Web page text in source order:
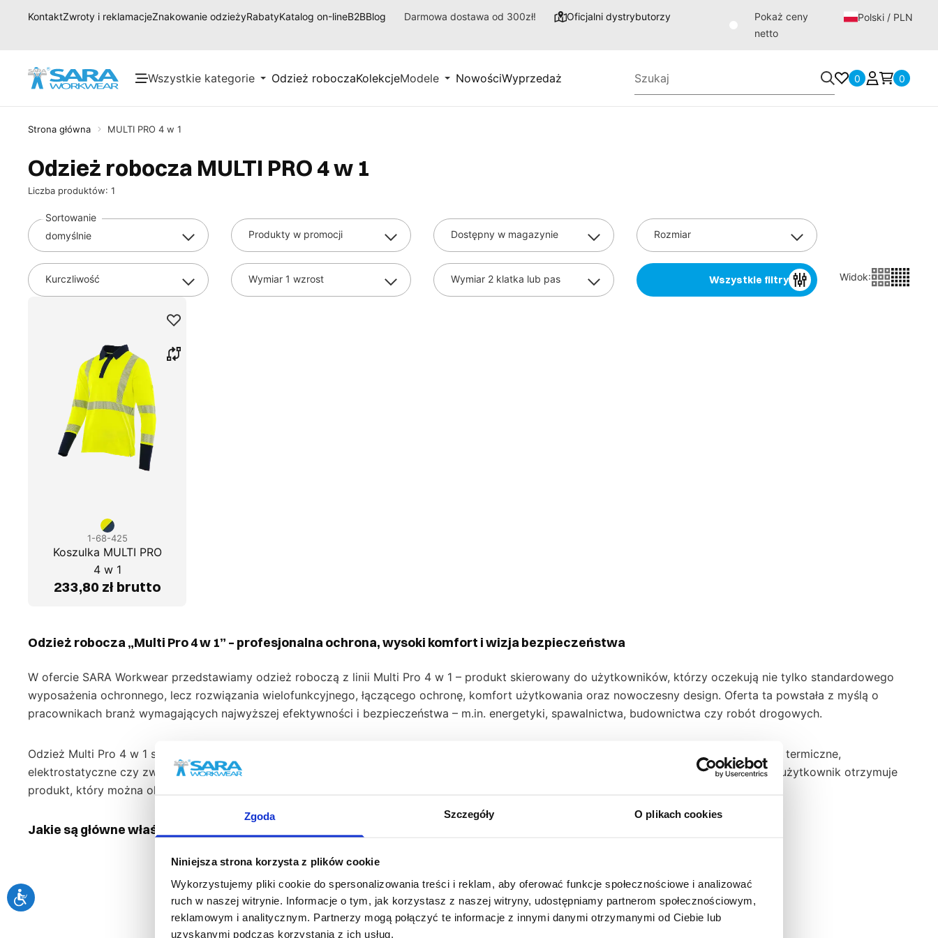
Zgoda Szczegóły O plikach cookies
Niniejsza strona korzysta z plików cookie
Wykorzystujemy pliki cookie do spersonalizowania treści i reklam, aby oferować funkcje społecznościowe i analizować
ruch w naszej witrynie. Informacje o tym, jak korzystasz z naszej witryny, udostępniamy partnerom społecznościowym,
reklamowym i analitycznym. Partnerzy mogą połączyć te informacje z innymi danymi otrzymanymi od Ciebie lub
uzyskanymi podczas korzystania z ich usług.
KontaktZwroty i reklamacjeZnakowanie odzieżyRabatyKatalog on-lineB2BBlog Darmowa dostawa od 300zł! Oficjalni dystrybutorzy
Pokaż ceny
netto
Polski / PLN
Wszystkie kategorie Odzież roboczaKolekcjeModele NowościWyprzedaż 0 0
Strona główna MULTI PRO 4 w 1
Odzież robocza MULTI PRO 4 w 1
Liczba produktów: 1
Sortowanie
Produkty w promocji
Dostępny w magazynie Rozmiar
Kurczliwość Wymiar 1 wzrost Wymiar 2 klatka lub pas Wszystkie filtry Widok:
1-68-425
Koszulka MULTI PRO
4 w 1
233,80 zł brutto
Odzież robocza „Multi Pro 4 w 1” – profesjonalna ochrona, wysoki komfort i wizja bezpieczeństwa
W ofercie SARA Workwear przedstawiamy odzież roboczą z linii Multi Pro 4 w 1 – produkt skierowany do użytkowników, którzy oczekują nie tylko standardowego
wyposażenia ochronnego, lecz rozwiązania wielofunkcyjnego, łączącego ochronę, komfort użytkowania oraz nowoczesny design. Oferta ta powstała z myślą o
pracownikach branż wymagających najwyższej efektywności i bezpieczeństwa – m.in. energetyki, spawalnictwa, budownictwa czy robót drogowych.
Odzież Multi Pro 4 w 1 spełnia szereg norm bezpieczeństwa, co czyni ją odpowiednim wyborem w środowiskach niosących realne zagrożenia termiczne,
elektrostatyczne czy związane z intensywną widocznością. Dzięki połączeniu zaawansowanych technologii tkanin i precyzyjnego wykonania użytkownik otrzymuje
produkt, który można określić jako inwestycję w bezpieczeństwo oraz jako część profesjonalnego wizerunku w miejscu pracy.
Jakie są główne właściwości tego produktu?
Tkanina zastosowana w modelu Multi Pro 4 w 1 to mieszanka składająca się z 60% modakrylu, 39% bawełny oraz 1% włókien antystatycznych. Gramatura wynosi 200
± 10 g/m², co daje odpowiednią grubość materiału bez nadmiernego obciążenia użytkownika. Kurczliwość tkaniny pozostaje na poziomie 4–5 %. Komfort noszenia
podnoszą detale w postaci miękkiej, przyjemnej w dotyku tkaniny oraz ergonomicznego kroju z okrągłym podkrojem pod szyją. Produkt wyposażony jest w
kontrastowy kołnierzyk oraz mankiety na rękawach – elementy te wpływają zarówno na estetykę, jak i na identyfikację zawodową w warunkach roboczych.